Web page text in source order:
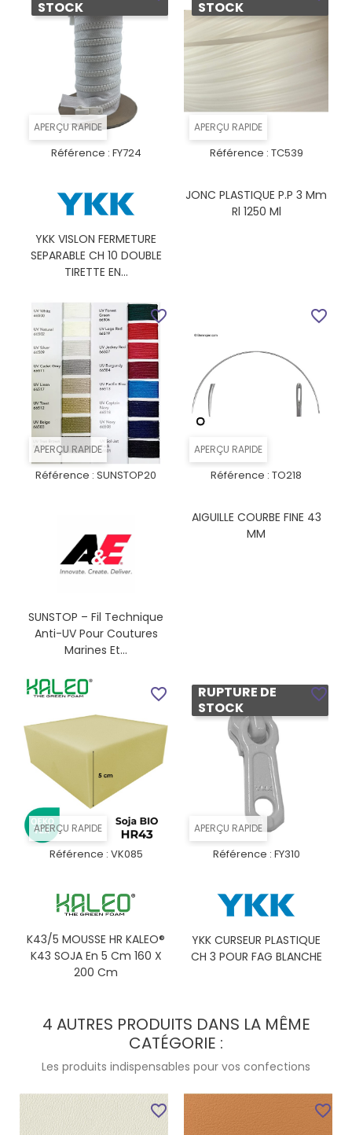
APERÇU RAPIDE
STOCK
Référence : FY724
YKK VISLON FERMETURE
SEPARABLE CH 10 DOUBLE
TIRETTE EN...
APERÇU RAPIDE
STOCK
Référence : TC539
JONC PLASTIQUE P.P 3 Mm
Rl 1250 Ml
APERÇU RAPIDE
Référence : SUNSTOP20
SUNSTOP – Fil Technique
Anti-UV Pour Coutures
Marines Et...
favorite_border
APERÇU RAPIDE
Référence : TO218
AIGUILLE COURBE FINE 43
MM
favorite_border
APERÇU RAPIDE
Référence : VK085
K43/5 MOUSSE HR KALEO®
K43 SOJA En 5 Cm 160 X
200 Cm
favorite_border
APERÇU RAPIDE
RUPTURE DE
STOCK
Référence : FY310
YKK CURSEUR PLASTIQUE
CH 3 POUR FAG BLANCHE
favorite_border
4 AUTRES PRODUITS DANS LA MÊME
CATÉGORIE :
Les produits indispensables pour vos confections
favorite_border favorite_border